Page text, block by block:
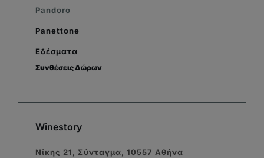
Pandoro
Panettone
Εδέσματα
Συνθέσεις Δώρων
Winestory
Νίκης 21, Σύνταγμα, 10557 Αθήνα